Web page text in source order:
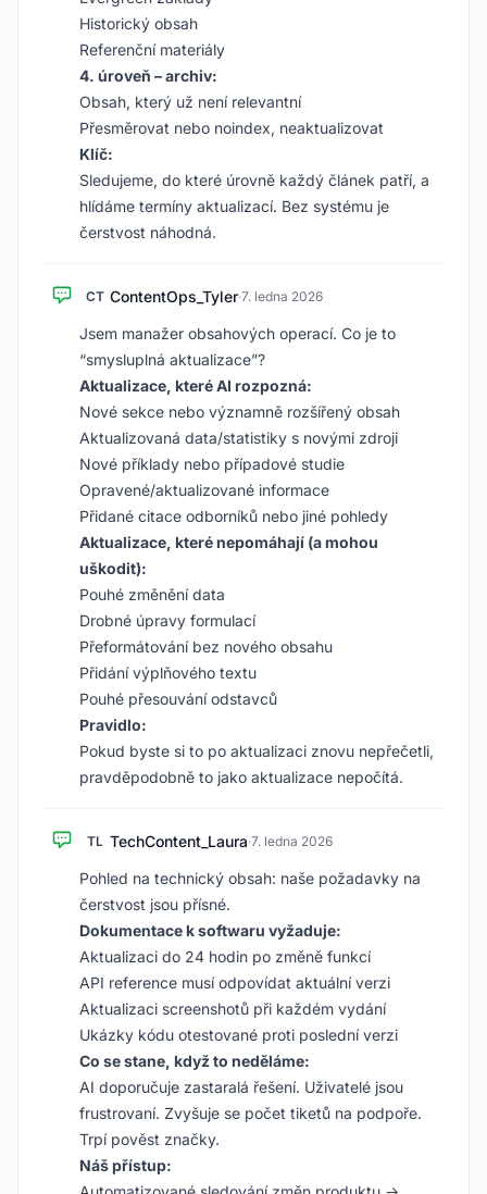
Historický obsah
Referenční materiály
4. úroveň – archiv:
Obsah, který už není relevantní
Přesměrovat nebo noindex, neaktualizovat
Klíč:
Sledujeme, do které úrovně každý článek patří, a
hlídáme termíny aktualizací. Bez systému je
čerstvost náhodná.
CT ContentOps_Tyler·7. ledna 2026
Jsem manažer obsahových operací. Co je to
“smysluplná aktualizace”?
Aktualizace, které AI rozpozná:
Nové sekce nebo významně rozšířený obsah
Aktualizovaná data/statistiky s novými zdroji
Nové příklady nebo případové studie
Opravené/aktualizované informace
Přidané citace odborníků nebo jiné pohledy
Aktualizace, které nepomáhají (a mohou
uškodit):
Pouhé změnění data
Drobné úpravy formulací
Přeformátování bez nového obsahu
Přidání výplňového textu
Pouhé přesouvání odstavců
Pravidlo:
Pokud byste si to po aktualizaci znovu nepřečetli,
pravděpodobně to jako aktualizace nepočítá.
TL TechContent_Laura·7. ledna 2026
Pohled na technický obsah: naše požadavky na
čerstvost jsou přísné.
Dokumentace k softwaru vyžaduje:
Aktualizaci do 24 hodin po změně funkcí
API reference musí odpovídat aktuální verzi
Aktualizaci screenshotů při každém vydání
Ukázky kódu otestované proti poslední verzi
Co se stane, když to neděláme:
AI doporučuje zastaralá řešení. Uživatelé jsou
frustrovaní. Zvyšuje se počet tiketů na podpoře.
Trpí pověst značky.
Náš přístup: